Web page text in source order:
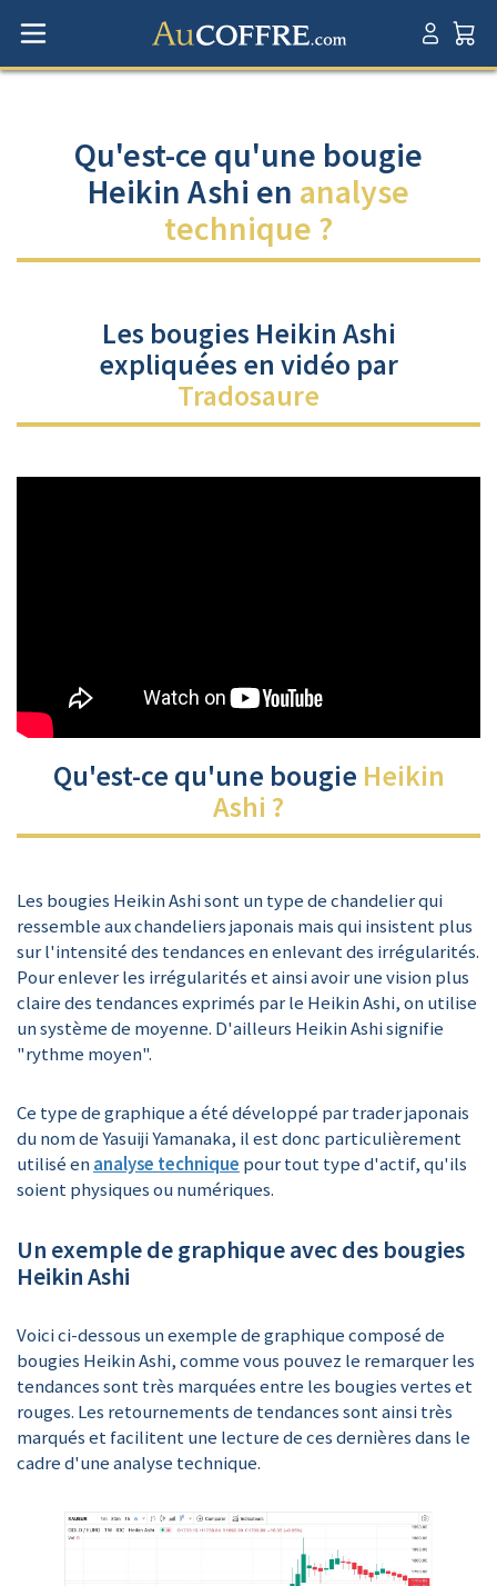
Qu'est-ce qu'une bougie
Heikin Ashi en analyse
technique ?
Les bougies Heikin Ashi
expliquées en vidéo par
Tradosaure
Qu'est-ce qu'une bougie Heikin
Ashi ?
Les bougies Heikin Ashi sont un type de chandelier qui
ressemble aux chandeliers japonais mais qui insistent plus
sur l'intensité des tendances en enlevant des irrégularités.
Pour enlever les irrégularités et ainsi avoir une vision plus
claire des tendances exprimés par le Heikin Ashi, on utilise
un système de moyenne. D'ailleurs Heikin Ashi signifie
"rythme moyen".
Ce type de graphique a été développé par trader japonais
du nom de Yasuiji Yamanaka, il est donc particulièrement
utilisé enanalyse technique pour tout type d'actif, qu'ils
soient physiques ou numériques.
Un exemple de graphique avec des bougies
Heikin Ashi
Voici ci-dessous un exemple de graphique composé de
bougies Heikin Ashi, comme vous pouvez le remarquer les
tendances sont très marquées entre les bougies vertes et
rouges. Les retournements de tendances sont ainsi très
marqués et facilitent une lecture de ces dernières dans le
cadre d'une analyse technique.